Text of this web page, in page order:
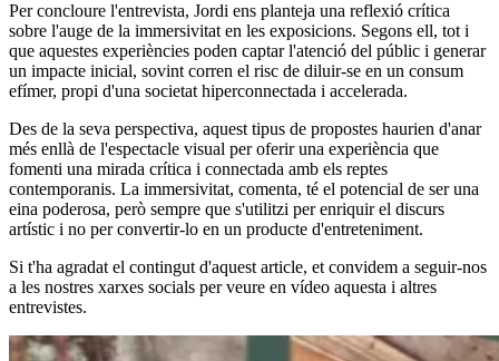
Per concloure l'entrevista, Jordi ens planteja una reflexió crítica
sobre l'auge de la immersivitat en les exposicions. Segons ell, tot i
que aquestes experiències poden captar l'atenció del públic i generar
un impacte inicial, sovint corren el risc de diluir-se en un consum
efímer, propi d'una societat hiperconnectada i accelerada.
Des de la seva perspectiva, aquest tipus de propostes haurien d'anar
més enllà de l'espectacle visual per oferir una experiència que
fomenti una mirada crítica i connectada amb els reptes
contemporanis. La immersivitat, comenta, té el potencial de ser una
eina poderosa, però sempre que s'utilitzi per enriquir el discurs
artístic i no per convertir-lo en un producte d'entreteniment.
Si t'ha agradat el contingut d'aquest article, et convidem a seguir-nos
a les nostres xarxes socials per veure en vídeo aquesta i altres
entrevistes.